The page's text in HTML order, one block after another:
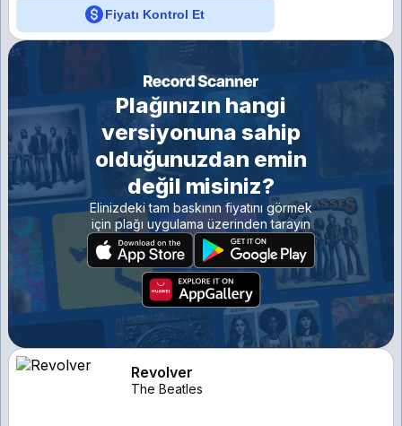
Fiyatı Kontrol Et
Plağınızın hangi
versiyonuna sahip
olduğunuzdan emin
değil misiniz?
Elinizdeki tam baskının fiyatını görmek
için plağı uygulama üzerinden tarayın
Revolver
The Beatles